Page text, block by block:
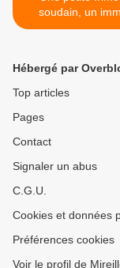
soudain, un
bonheur
Hébergé par
Top articles
Pages
Contact
Signaler un abus
C.G.U.
Cookies et données
Préférences cookies
Voir le profil de